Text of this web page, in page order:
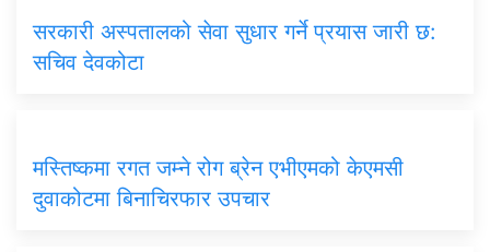
सरकारी अस्पतालको सेवा सुधार गर्ने प्रयास जारी छ:
सचिव देवकोटा
मस्तिष्कमा रगत जम्ने रोग ब्रेन एभीएमको केएमसी
दुवाकोटमा बिनाचिरफार उपचार